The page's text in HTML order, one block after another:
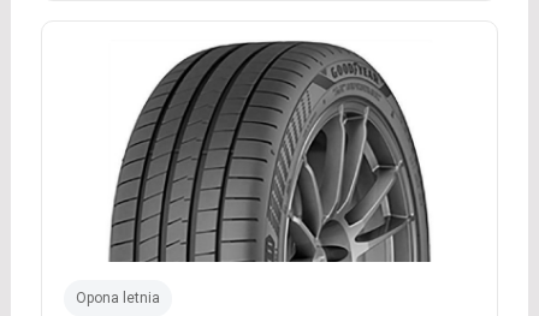
Opona letnia